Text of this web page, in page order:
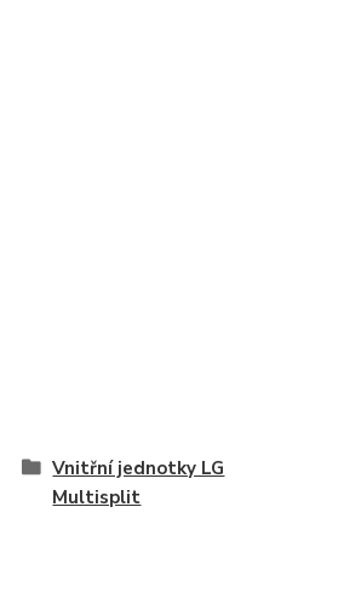
Vnitřní jednotky LG
Multisplit